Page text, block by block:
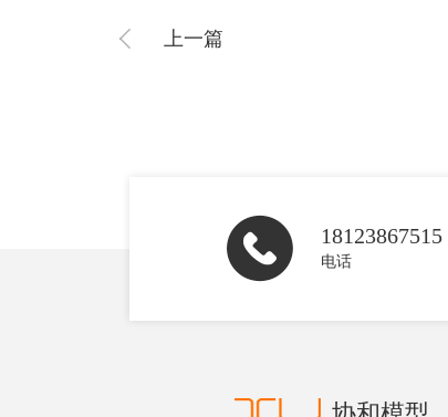
上一篇
18123867515
电话